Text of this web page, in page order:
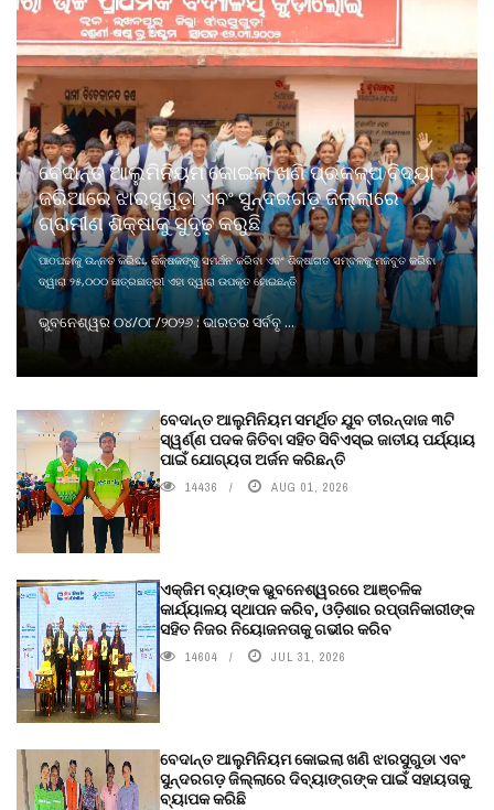
ବେଦାନ୍ତ ଆଲୁମିନିୟମ କୋଇଲା ଖଣି ପ୍ରକଳ୍ପ ବିଦ୍ୟା
ଜରିଆରେ ଝାରସୁଗୁଡ଼ା ଏବଂ ସୁନ୍ଦରଗଡ଼ ଜିଲ୍ଲାରେ
ଗ୍ରାମୀଣ ଶିକ୍ଷାକୁ ସୁଦୃଢ଼ କରୁଛି
ପାଠପଢାକୁ ଉନ୍ନତ କରିବା, ଶିକ୍ଷକଙ୍କୁ ସମର୍ଥନ କରିବା ଏବଂ ଶିକ୍ଷାଗତ ସମ୍ବଳକୁ ମଜବୁତ କରିବା
ଦ୍ୱାରା ୨୫,୦୦୦ ଛାତ୍ରଛାତ୍ରୀ ଏହା ଦ୍ୱାରା ଉପକୃତ ହୋଇଛନ୍ତି
ଭୁବନେଶ୍ୱର ୦୪/୦୮/୨୦୨୬ : ଭାରତର ସର୍ବବୃ ...
ବେଦାନ୍ତ ଆଲୁମିନିୟମ ସମର୍ଥିତ ଯୁବ ତୀରନ୍ଦାଜ ୩ଟି
ସ୍ୱର୍ଣ୍ଣ ପଦକ ଜିତିବା ସହିତ ସିବିଏସ୍ଇ ଜାତୀୟ ପର୍ଯ୍ୟାୟ
ପାଇଁ ଯୋଗ୍ୟତା ଅର୍ଜନ କରିଛନ୍ତି
14436 AUG 01, 2026
ଏକ୍ଜିମ ବ୍ୟାଙ୍କ ଭୁବନେଶ୍ୱରରେ ଆଞ୍ଚଳିକ
କାର୍ଯ୍ୟାଳୟ ସ୍ଥାପନ କରିବ, ଓଡ଼ିଶାର ରପ୍ତାନିକାରୀଙ୍କ
ସହିତ ନିଜର ନିୟୋଜନତାକୁ ଗଭୀର କରିବ
14604 JUL 31, 2026
ବେଦାନ୍ତ ଆଲୁମିନିୟମ କୋଇଲା ଖଣି ଝାରସୁଗୁଡା ଏବଂ
ସୁନ୍ଦରଗଡ଼ ଜିଲ୍ଲାରେ ଦିବ୍ୟାଙ୍ଗଙ୍କ ପାଇଁ ସହାୟତାକୁ
ବ୍ୟାପକ କରିଛି